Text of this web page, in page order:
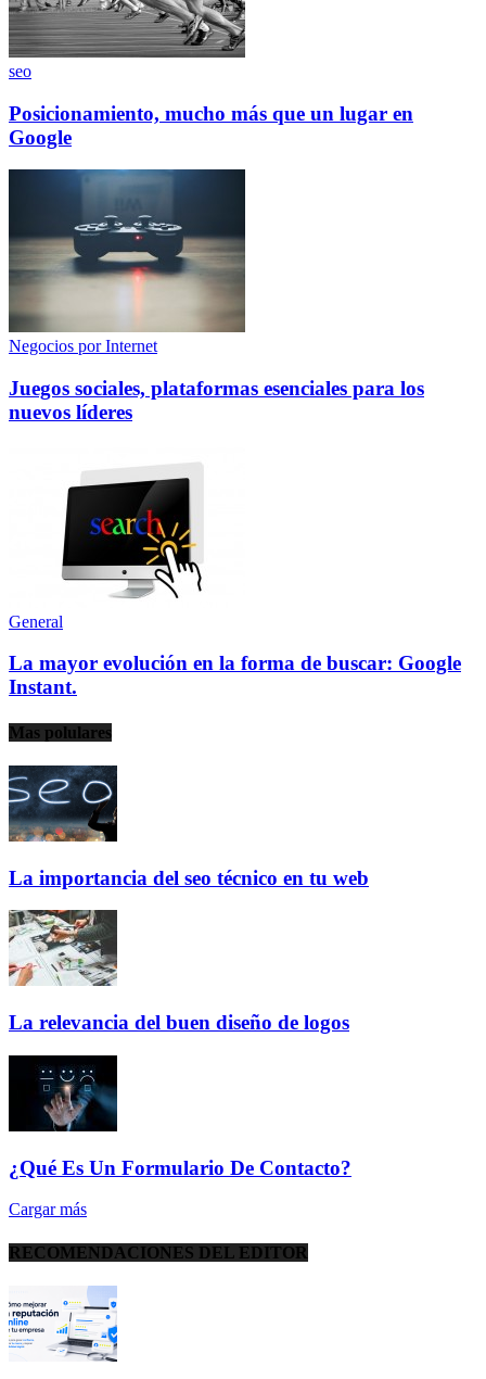
seo
Posicionamiento, mucho más que un lugar en
Google
Negocios por Internet
Juegos sociales, plataformas esenciales para los
nuevos líderes
General
La mayor evolución en la forma de buscar: Google
Instant.
Mas polulares
La importancia del seo técnico en tu web
La relevancia del buen diseño de logos
¿Qué Es Un Formulario De Contacto?
Cargar más
RECOMENDACIONES DEL EDITOR